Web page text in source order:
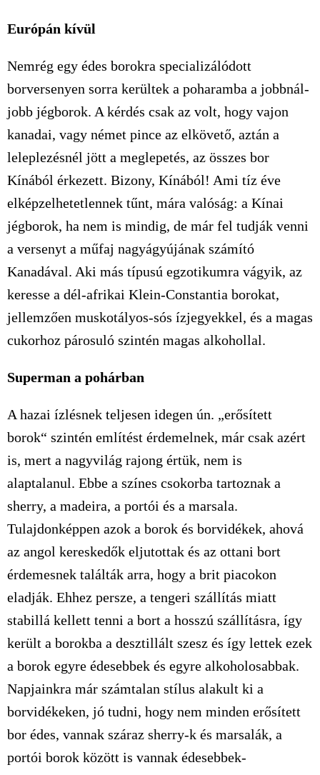
Európán kívül
Nemrég egy édes borokra specializálódott
borversenyen sorra kerültek a poharamba a jobbnál-
jobb jégborok. A kérdés csak az volt, hogy vajon
kanadai, vagy német pince az elkövető, aztán a
leleplezésnél jött a meglepetés, az összes bor
Kínából érkezett. Bizony, Kínából! Ami tíz éve
elképzelhetetlennek tűnt, mára valóság: a Kínai
jégborok, ha nem is mindig, de már fel tudják venni
a versenyt a műfaj nagyágyújának számító
Kanadával. Aki más típusú egzotikumra vágyik, az
keresse a dél-afrikai Klein-Constantia borokat,
jellemzően muskotályos-sós ízjegyekkel, és a magas
cukorhoz párosuló szintén magas alkohollal.
Superman a pohárban
A hazai ízlésnek teljesen idegen ún. „erősített
borok“ szintén említést érdemelnek, már csak azért
is, mert a nagyvilág rajong értük, nem is
alaptalanul. Ebbe a színes csokorba tartoznak a
sherry, a madeira, a portói és a marsala.
Tulajdonképpen azok a borok és borvidékek, ahová
az angol kereskedők eljutottak és az ottani bort
érdemesnek találták arra, hogy a brit piacokon
eladják. Ehhez persze, a tengeri szállítás miatt
stabillá kellett tenni a bort a hosszú szállításra, így
került a borokba a desztillált szesz és így lettek ezek
a borok egyre édesebbek és egyre alkoholosabbak.
Napjainkra már számtalan stílus alakult ki a
borvidékeken, jó tudni, hogy nem minden erősített
bor édes, vannak száraz sherry-k és marsalák, a
portói borok között is vannak édesebbek-